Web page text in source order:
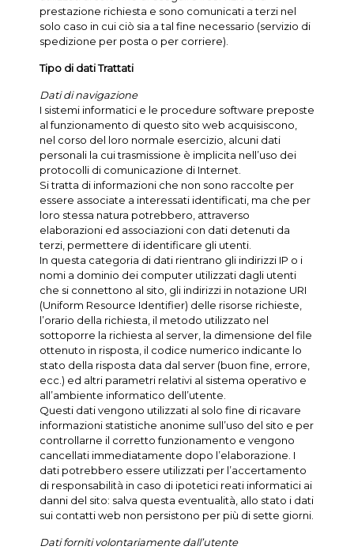
prestazione richiesta e sono comunicati a terzi nel
solo caso in cui ciò sia a tal fine necessario (servizio di
spedizione per posta o per corriere).
Tipo di dati Trattati
Dati di navigazione
I sistemi informatici e le procedure software preposte
al funzionamento di questo sito web acquisiscono,
nel corso del loro normale esercizio, alcuni dati
personali la cui trasmissione è implicita nell’uso dei
protocolli di comunicazione di Internet.
Si tratta di informazioni che non sono raccolte per
essere associate a interessati identificati, ma che per
loro stessa natura potrebbero, attraverso
elaborazioni ed associazioni con dati detenuti da
terzi, permettere di identificare gli utenti.
In questa categoria di dati rientrano gli indirizzi IP o i
nomi a dominio dei computer utilizzati dagli utenti
che si connettono al sito, gli indirizzi in notazione URI
(Uniform Resource Identifier) delle risorse richieste,
l’orario della richiesta, il metodo utilizzato nel
sottoporre la richiesta al server, la dimensione del file
ottenuto in risposta, il codice numerico indicante lo
stato della risposta data dal server (buon fine, errore,
ecc.) ed altri parametri relativi al sistema operativo e
all’ambiente informatico dell’utente.
Questi dati vengono utilizzati al solo fine di ricavare
informazioni statistiche anonime sull’uso del sito e per
controllarne il corretto funzionamento e vengono
cancellati immediatamente dopo l’elaborazione. I
dati potrebbero essere utilizzati per l’accertamento
di responsabilità in caso di ipotetici reati informatici ai
danni del sito: salva questa eventualità, allo stato i dati
sui contatti web non persistono per più di sette giorni.
Dati forniti volontariamente dall’utente